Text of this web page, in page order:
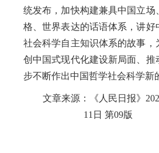
统发布，加快构建兼具中国立场
格、世界表达的话语体系，讲好
社会科学自主知识体系的故事，
创中国式现代化建设新局面、推
步不断作出中国哲学社会科学新
文章来源：《人民日报》
11日 第09版